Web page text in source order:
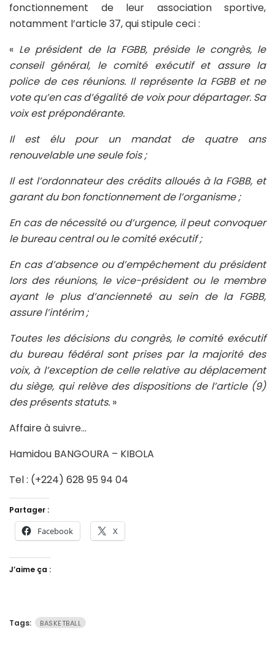
fonctionnement de leur association sportive,
notamment l’article 37, qui stipule ceci :
« Le président de la FGBB, préside le congrès, le
conseil général, le comité exécutif et assure la
police de ces réunions. Il représente la FGBB et ne
vote qu’en cas d’égalité de voix pour départager. Sa
voix est prépondérante.
Il est élu pour un mandat de quatre ans
renouvelable une seule fois ;
Il est l’ordonnateur des crédits alloués à la FGBB, et
garant du bon fonctionnement de l’organisme ;
En cas de nécessité ou d’urgence, il peut convoquer
le bureau central ou le comité exécutif ;
En cas d’absence ou d’empêchement du président
lors des réunions, le vice-président ou le membre
ayant le plus d’ancienneté au sein de la FGBB,
assure l’intérim ;
Toutes les décisions du congrès, le comité exécutif
du bureau fédéral sont prises par la majorité des
voix, à l’exception de celle relative au déplacement
du siège, qui relève des dispositions de l’article (9)
des présents statuts. »
Affaire à suivre…
Hamidou BANGOURA – KIBOLA
Tel : (+224) 628 95 94 04
Partager :
Facebook X
J’aime ça :
Tags: BASKETBALL